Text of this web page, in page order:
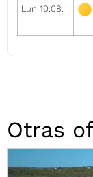
Lun 10.08.
Otras